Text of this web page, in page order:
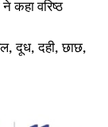
कहा वरिष्ठ
दूध, दही, छाछ,